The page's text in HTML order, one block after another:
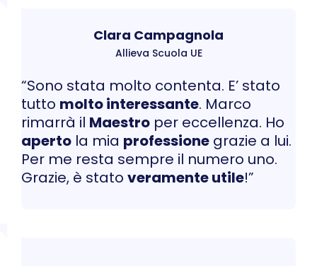
Clara Campagnola
Allieva Scuola UE
“Sono stata molto contenta. E’ stato
tutto molto interessante. Marco
rimarrà il Maestro per eccellenza. Ho
aperto la mia professione grazie a lui.
Per me resta sempre il numero uno.
Grazie, è stato veramente utile!”